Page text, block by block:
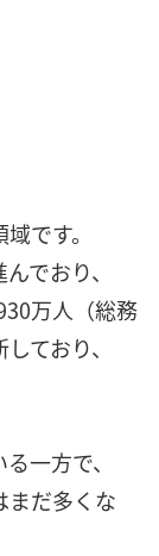
です。
でおり、
万人（総務
ており、
一方で、
まだ多くな